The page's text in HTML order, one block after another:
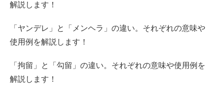
解説します！
「ヤンデレ」と「メンヘラ」の違い。それぞれの意味や
使用例を解説します！
「拘留」と「勾留」の違い。それぞれの意味や使用例を
解説します！